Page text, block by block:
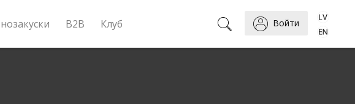
B2B Клуб Войти